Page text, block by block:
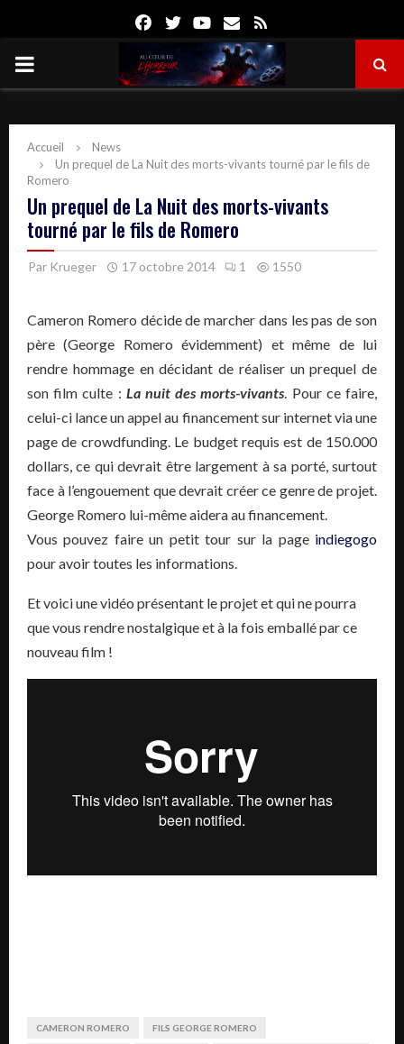
FacebookTwitterYoutube
Email
PRIMARY
Accueil
News
Un prequel de La Nuit des morts-vivants tourné par le fils de
Romero
Un prequel de La Nuit des morts-vivants
tourné par le fils de Romero
Par Krueger 17 octobre 2014 1 1550
Cameron Romero décide de marcher dans les pas de son
père(George Romero évidemment) et même de lui
rendre hommage en décidant de réaliser unprequel de
son film culte : Lanuit des morts-vivants. Pour cefaire,
celui-ci lance un appel au financement sur internet via une
page de crowdfunding.Le budget requis est de 150.000
dollars, ce qui devrait être largement àsa porté, surtout
face à l’engouement que devrait créer ce genre de projet.
George Romero lui-même aidera au financement.
Vous pouvez faire un petit tour sur la page indiegogo
pour avoir toutes les informations.
Et voici une vidéo présentant le projet et qui ne pourra
que vous rendre nostalgique et à la fois emballépar ce
nouveau film !
CAMERON ROMERO FILS GEORGE ROMERO